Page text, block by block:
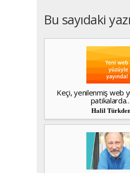
Bu sayıdaki
Keçi, yenilenmiş web
Halil